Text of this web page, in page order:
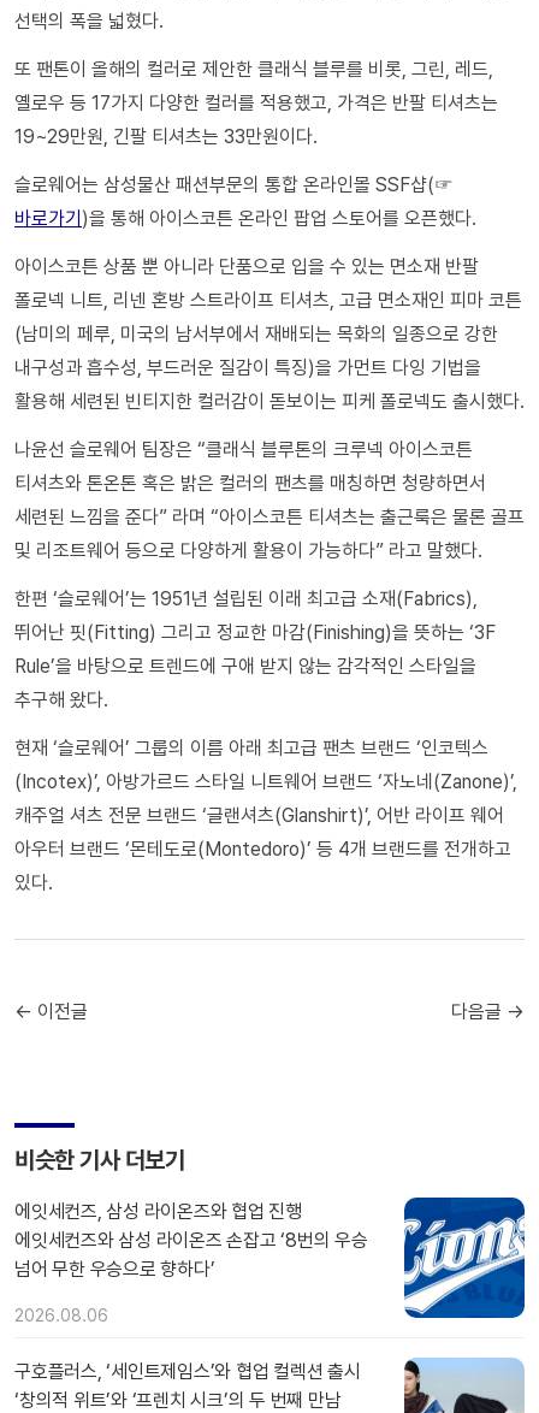
선택의 폭을 넓혔다.
또 팬톤이 올해의 컬러로 제안한 클래식 블루를 비롯, 그린, 레드,
옐로우 등 17가지 다양한 컬러를 적용했고, 가격은 반팔 티셔츠는
19~29만원, 긴팔 티셔츠는 33만원이다.
슬로웨어는 삼성물산 패션부문의 통합 온라인몰 SSF샵(☞
바로가기)을 통해 아이스코튼 온라인 팝업 스토어를 오픈했다.
아이스코튼 상품 뿐 아니라 단품으로 입을 수 있는 면소재 반팔
폴로넥 니트, 리넨 혼방 스트라이프 티셔츠, 고급 면소재인 피마 코튼
(남미의 페루, 미국의 남서부에서 재배되는 목화의 일종으로 강한
내구성과 흡수성, 부드러운 질감이 특징)을 가먼트 다잉 기법을
활용해 세련된 빈티지한 컬러감이 돋보이는 피케 폴로넥도 출시했다.
나윤선 슬로웨어 팀장은 “클래식 블루톤의 크루넥 아이스코튼
티셔츠와 톤온톤 혹은 밝은 컬러의 팬츠를 매칭하면 청량하면서
세련된 느낌을 준다” 라며 “아이스코튼 티셔츠는 출근룩은 물론 골프
및 리조트웨어 등으로 다양하게 활용이 가능하다” 라고 말했다.
한편 ‘슬로웨어’는 1951년 설립된 이래 최고급 소재(Fabrics),
뛰어난 핏(Fitting) 그리고 정교한 마감(Finishing)을 뜻하는 ‘3F
Rule’을 바탕으로 트렌드에 구애 받지 않는 감각적인 스타일을
추구해 왔다.
현재 ‘슬로웨어’ 그룹의 이름 아래 최고급 팬츠 브랜드 ‘인코텍스
(Incotex)’, 아방가르드 스타일 니트웨어 브랜드 ‘자노네(Zanone)’,
캐주얼 셔츠 전문 브랜드 ‘글랜셔츠(Glanshirt)’, 어반 라이프 웨어
아우터 브랜드 ‘몬테도로(Montedoro)’ 등 4개 브랜드를 전개하고
있다.
← 이전글 다음글 →
비슷한 기사 더보기
에잇세컨즈, 삼성 라이온즈와 협업 진행
에잇세컨즈와 삼성 라이온즈 손잡고 ‘8번의 우승
넘어 무한 우승으로 향하다’
2026.08.06
구호플러스, ‘세인트제임스’와 협업 컬렉션 출시
‘창의적 위트’와 ‘프렌치 시크’의 두 번째 만남